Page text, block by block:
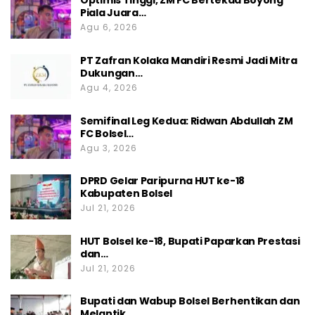
Sulhan Manggabarani
Markus Pandeirot
Inggried Rapar
Hermanto Manggo
Nengah Sukarma
Nasdem
Febrianto Tangahu
Novrita Simbala
Cindy Kairupan
Masri Daeng Masenge
Iingfangtri Manggalupang
Ratna Rahman
Piala Juara…
Agu 6, 2026
PT Zafran Kolaka Mandiri Resmi Jadi Mitra
Dukungan…
Agu 4, 2026
Semifinal Leg Kedua: Ridwan Abdullah ZM
FC Bolsel…
Agu 3, 2026
DPRD Gelar Paripurna HUT ke-18
Kabupaten Bolsel
Jul 21, 2026
HUT Bolsel ke-18, Bupati Paparkan Prestasi
dan…
Jul 21, 2026
Bupati dan Wabup Bolsel Berhentikan dan